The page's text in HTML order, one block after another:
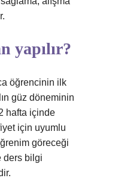
yapılır?
öğrencinin ilk
güz döneminin
hafta içinde
için uyumlu
göreceği
ders bilgi